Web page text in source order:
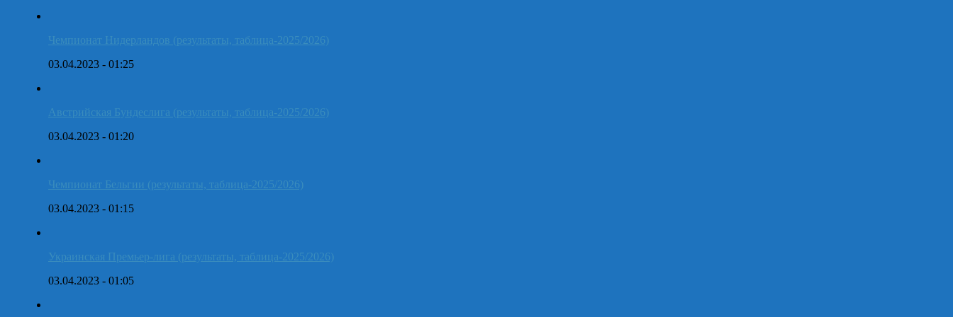
Чемпионат Нидерландов (результаты, таблица-2025/2026)
03.04.2023 - 01:25
Австрийская Бундеслига (результаты, таблица-2025/2026)
03.04.2023 - 01:20
Чемпионат Бельгии (результаты, таблица-2025/2026)
03.04.2023 - 01:15
Украинская Премьер-лига (результаты, таблица-2025/2026)
03.04.2023 - 01:05